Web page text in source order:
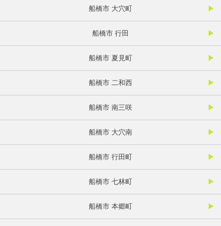
船橋市 大穴町
船橋市 行田
船橋市 夏見町
船橋市 二和西
船橋市 南三咲
船橋市 大穴南
船橋市 行田町
船橋市 七林町
船橋市 本郷町